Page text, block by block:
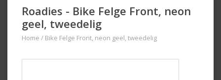
Roadies - Bike Felge Front, neon
geel, tweedelig
Home / Bike Felge Front, neon geel, tweedelig